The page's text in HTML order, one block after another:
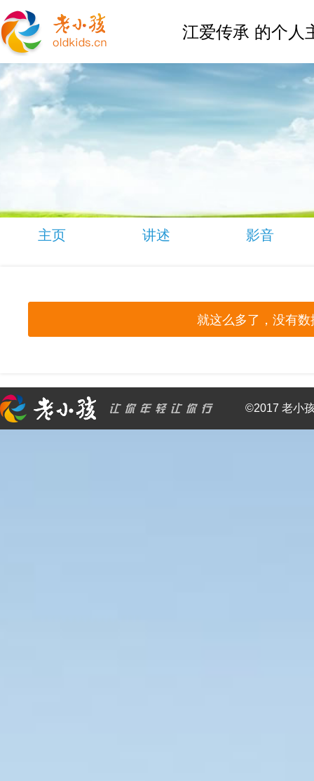
江爱传承 的个人
主页 讲述 影音
就这么多了，没有数
©2017 老小